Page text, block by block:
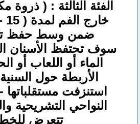
الفئة الثالثة : ( ذروة
ضمن وسط حفظ
سوف تحتفظ الأسنان
الماء أو اللعاب أو
الأربطة حول
استنزفت مستقلباتها
النواحي التشريحية
تتعرض